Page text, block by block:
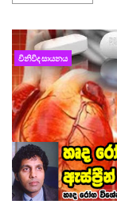
විනිවිද සායනය